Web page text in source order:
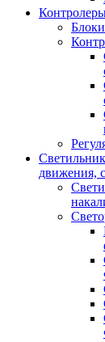
движения,